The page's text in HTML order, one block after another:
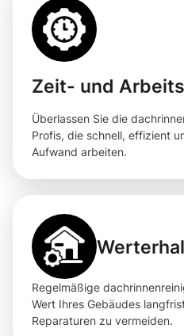
Zeit- und
Überlassen Sie die
Profis, die schnell, effizient
Aufwand arbeiten.
Regelmäßige
Wert Ihres Gebäudes
Reparaturen zu vermeiden.